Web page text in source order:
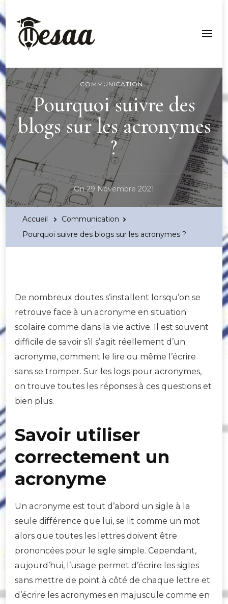
Esaa Aquitaine
COMMUNICATION
Pourquoi suivre des
blogs sur les acronymes
?
On29 Novembre 2021
Accueil
Communication
Pourquoi suivre des blogs sur les acronymes ?
De nombreux doutes s’installent lorsqu’on se
retrouve face à un acronyme en situation
scolaire comme dans la vie active. Il est souvent
difficile de savoir s’il s’agit réellement d’un
acronyme, comment le lire ou même l’écrire
sans se tromper. Sur les logs pour acronymes,
on trouve toutes les réponses à ces questions et
bien plus.
Savoir utiliser
correctement un
acronyme
Un acronyme est tout d’abord un sigle à la
seule différence que lui, se lit comme un mot
alors que toutes les lettres doivent être
prononcées pour le sigle simple. Cependant,
aujourd’hui, l’usage permet d’écrire les sigles
sans mettre de point à côté de chaque lettre et
d’écrire les acronymes en majuscule comme en